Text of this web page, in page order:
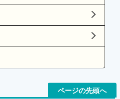
ページの先頭へ